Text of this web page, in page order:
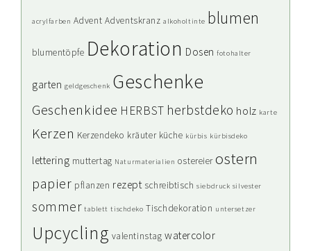
acrylfarben Advent Adventskranz alkoholtinte blumen
blumentöpfe Dekoration Dosen fotohalter
garten geldgeschenk Geschenke
Geschenkidee HERBST herbstdeko holz karte
Kerzen Kerzendeko kräuter küche kürbis kürbisdeko
lettering muttertag Naturmaterialien ostereier ostern
papier pflanzen rezept schreibtisch siebdruck silvester
sommer tablett tischdeko Tischdekoration untersetzer
Upcycling valentinstag watercolor